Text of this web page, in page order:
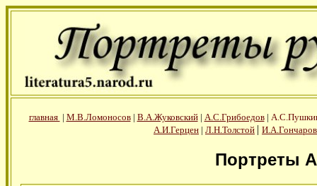
главная | М.В.Ломоносов| В.А.Жуковский| А.С.Грибоедов|
А.И.Герцен | Л.Н.Толстой | И.А.Гончаров
Портреты